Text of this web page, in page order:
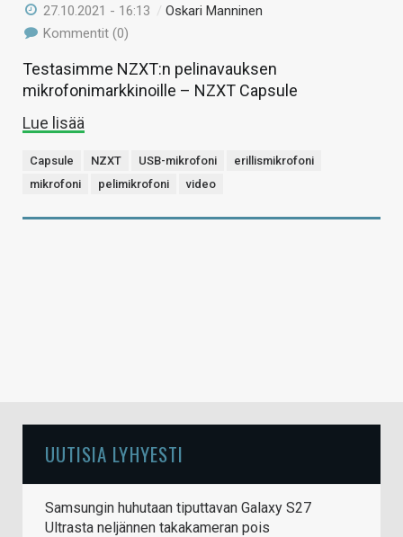
27.10.2021 - 16:13 /Oskari Manninen
Kommentit (0)
Testasimme NZXT:n pelinavauksen
mikrofonimarkkinoille – NZXT Capsule
Lue lisää
Capsule NZXT USB-mikrofoni
erillismikrofoni
mikrofoni
pelimikrofoni video
UUTISIA LYHYESTI
Samsungin huhutaan tiputtavan Galaxy S27
Ultrasta neljännen takakameran pois